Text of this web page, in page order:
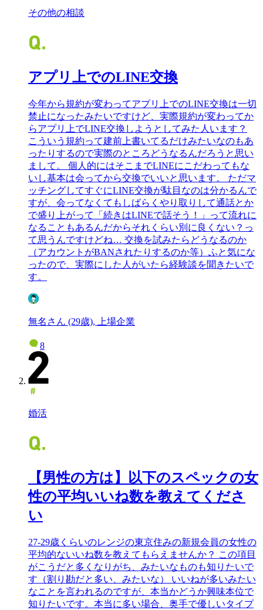
その他の相談
アプリ上でのLINE交換
今年から規約が変わってアプリ上でのLINE交換は一切
禁止になったみたいですけど、実際規約が変わってか
らアプリ上でLINE交換しようとしてみた人います？
こういう規約って建前上書いてるだけみたいなのもあ
ったりするので実際のところどうなるんだろうと思い
まして。 個人的にはそこまでLINEにこだわってもな
いし基本は会ってから交換でいいと思います。 ただマ
ッチングしてすぐにLINE交換が駄目なのは分かるんで
すが、会ってなくてもしばらくやり取りして通話とか
で盛り上がって「続きはLINEで話そう！」って流れに
なることもあるんだからそれくらい別に良くない？っ
て思うんですけどね… 交換を試みたらどうなるのか
（アカウントがBANされたりするのか等）ふと気にな
ったので、実際にした人がいたら経験談を聞きたいで
す。
無名さん (29歳), 上場企業
8
婚活
【男性の方は】以下のスペックの女
性の平均いいね数を教えてくださ
い
27-29歳くらいのレンジの東京住みの新規会員の女性の
平均的ないいね数を教えてもらえませんか？ この項目
がこうだと多くなりがち、みたいなものも知りたいで
す（割り勘だと多い、みたいな） いいねが多いみたい
なことを言われるのですが、本当かどうか興味本位で
知りたいです。本当に多い場合、奥手で優しいタイプ